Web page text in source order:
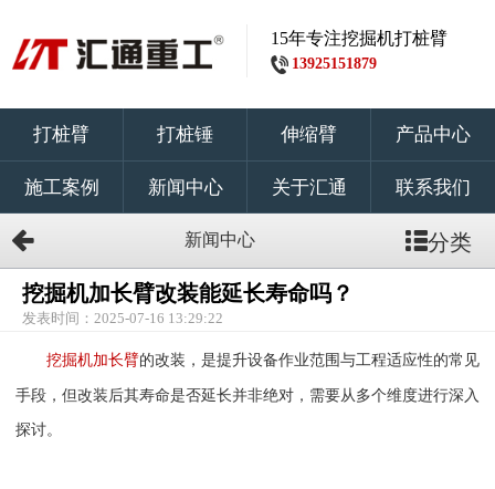
15年专注挖掘机打桩臂
13925151879
打桩臂 打桩锤 伸缩臂 产品中心
施工案例 新闻中心 关于汇通 联系我们
新闻中心 分类
挖掘机加长臂改装能延长寿命吗？
发表时间：2025-07-16 13:29:22
挖掘机加长臂的改装，是提升设备作业范围与工程适应性的常见
手段，但改装后其寿命是否延长并非绝对，需要从多个维度进行深入
探讨。